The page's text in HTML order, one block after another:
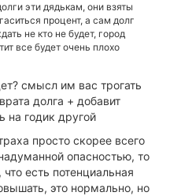
эти дядькам, они взяты
процент, а сам долг
не кто не будет, город
все будет очень плохо
смысл им вас трогать
долга + добавит
на годик другой
просто скорее всего
опасностью, то
есть потенциальная
это нормально, но